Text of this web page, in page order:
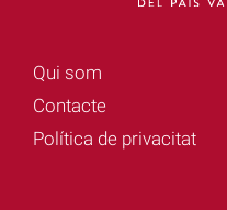
Qui som
Contacte
Política de privacitat